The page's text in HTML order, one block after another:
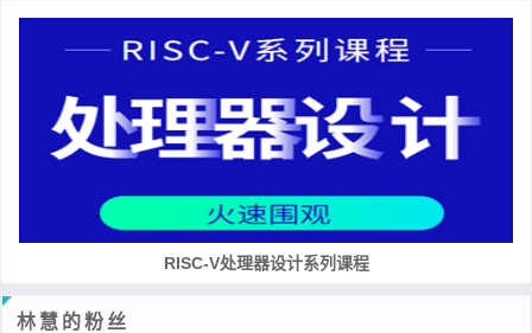
RISC-V处理器设计系列课程
林慧的粉丝